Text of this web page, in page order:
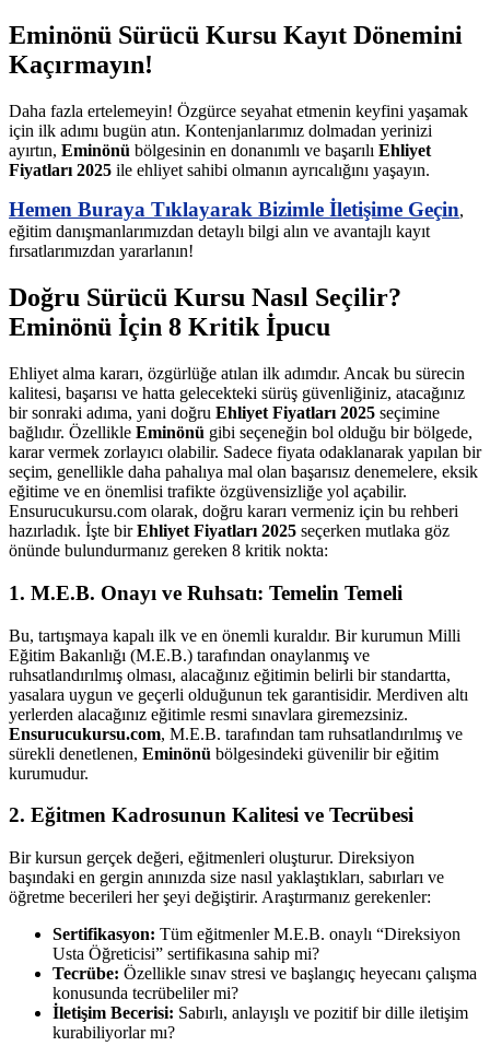
Eminönü Sürücü Kursu Kayıt Dönemini
Kaçırmayın!
Daha fazla ertelemeyin! Özgürce seyahat etmenin keyfini yaşamak
için ilk adımı bugün atın. Kontenjanlarımız dolmadan yerinizi
ayırtın, Eminönü bölgesinin en donanımlı ve başarılı Ehliyet
Fiyatları 2025 ile ehliyet sahibi olmanın ayrıcalığını yaşayın.
Hemen Buraya Tıklayarak Bizimle İletişime Geçin,
eğitim danışmanlarımızdan detaylı bilgi alın ve avantajlı kayıt
fırsatlarımızdan yararlanın!
Doğru Sürücü Kursu Nasıl Seçilir?
Eminönü İçin 8 Kritik İpucu
Ehliyet alma kararı, özgürlüğe atılan ilk adımdır. Ancak bu sürecin
kalitesi, başarısı ve hatta gelecekteki sürüş güvenliğiniz, atacağınız
bir sonraki adıma, yani doğru Ehliyet Fiyatları 2025 seçimine
bağlıdır. Özellikle Eminönü gibi seçeneğin bol olduğu bir bölgede,
karar vermek zorlayıcı olabilir. Sadece fiyata odaklanarak yapılan bir
seçim, genellikle daha pahalıya mal olan başarısız denemelere, eksik
eğitime ve en önemlisi trafikte özgüvensizliğe yol açabilir.
Ensurucukursu.com olarak, doğru kararı vermeniz için bu rehberi
hazırladık. İşte birEhliyet Fiyatları 2025 seçerken mutlaka göz
önünde bulundurmanız gereken 8 kritik nokta:
1. M.E.B. Onayı ve Ruhsatı: Temelin Temeli
Bu, tartışmaya kapalı ilk ve en önemli kuraldır. Bir kurumun Milli
Eğitim Bakanlığı (M.E.B.) tarafından onaylanmış ve
ruhsatlandırılmış olması, alacağınız eğitimin belirli bir standartta,
yasalara uygun ve geçerli olduğunun tek garantisidir. Merdiven altı
yerlerden alacağınız eğitimle resmi sınavlara giremezsiniz.
Ensurucukursu.com, M.E.B. tarafından tam ruhsatlandırılmış ve
sürekli denetlenen, Eminönü bölgesindeki güvenilir bir eğitim
kurumudur.
2. Eğitmen Kadrosunun Kalitesi ve Tecrübesi
Bir kursun gerçek değeri, eğitmenleri oluşturur. Direksiyon
başındaki en gergin anınızda size nasıl yaklaştıkları, sabırları ve
öğretme becerileri her şeyi değiştirir. Araştırmanız gerekenler:
Sertifikasyon: Tüm eğitmenler M.E.B. onaylı “Direksiyon
Usta Öğreticisi” sertifikasına sahip mi?
Tecrübe: Özellikle sınav stresi ve başlangıç heyecanı çalışma
konusunda tecrübeliler mi?
İletişim Becerisi: Sabırlı, anlayışlı ve pozitif bir dille iletişim
kurabiliyorlar mı?